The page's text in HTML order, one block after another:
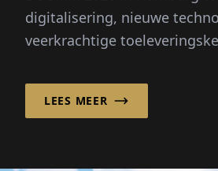
nieuwe koers
digitalisering, nieuwe
veerkrachtige
vormgeven.
LEES MEER